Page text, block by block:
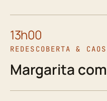
13h00
REDESCOBERTA & CAOS
Margarita